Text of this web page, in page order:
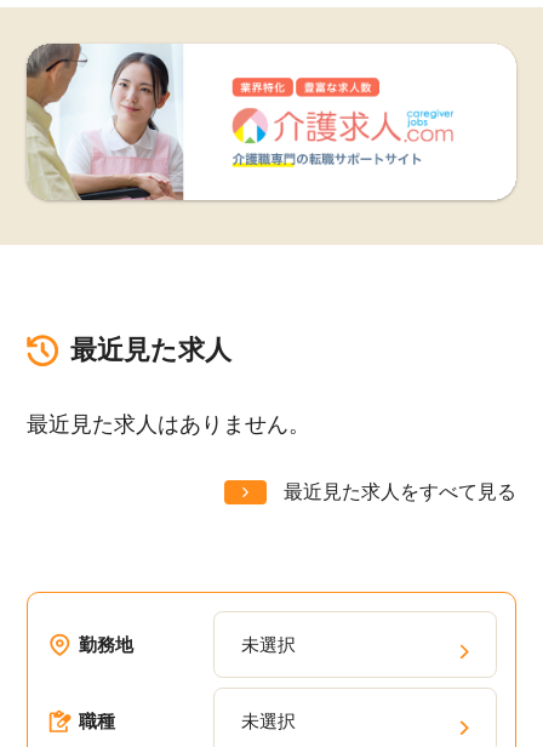
最近見た求人
最近見た求人はありません。
最近見た求人をすべて見る
勤務地 未選択
職種 未選択